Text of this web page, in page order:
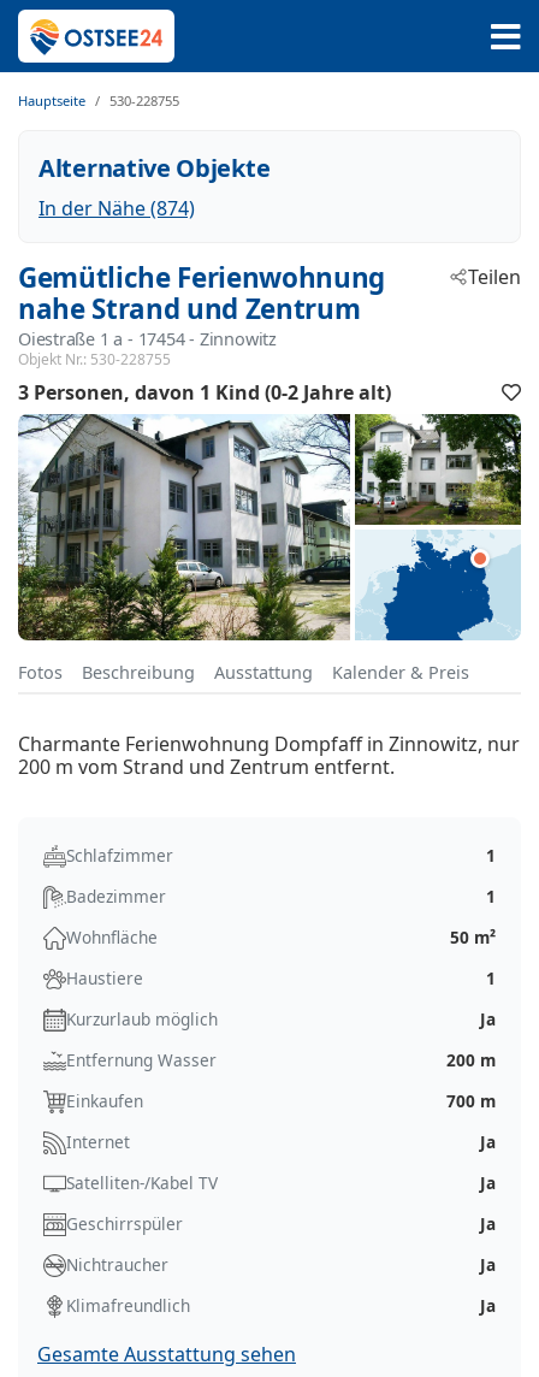
Hauptseite 530-228755
Alternative Objekte
In der Nähe (874)
Gemütliche Ferienwohnung
nahe Strand und Zentrum
Oiestraße 1 a - 17454 - Zinnowitz
Objekt Nr.: 530-228755
Teilen
3 Personen davon 1 Kind (0-2 Jahre alt)
Fotos Beschreibung Ausstattung Kalender & Preis
Charmante Ferienwohnung Dompfaff in Zinnowitz, nur
200 m vom Strand und Zentrum entfernt.
Schlafzimmer
1
Badezimmer
1
Wohnfläche
50 m²
Haustiere
1
Kurzurlaub möglich
Ja
Entfernung Wasser
200 m
Einkaufen
700 m
Internet
Ja
Satelliten-/Kabel TV
Ja
Geschirrspüler
Ja
Nichtraucher
Ja
Klimafreundlich
Ja
Gesamte Ausstattung sehen